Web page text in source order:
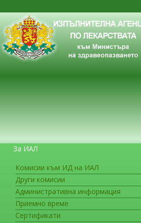
За ИАЛ
Комисии към ИД на ИАЛ
Други комисии
Административна информация
Приемно време
Сертификати
ЗА ГРАЖДАНИТЕ